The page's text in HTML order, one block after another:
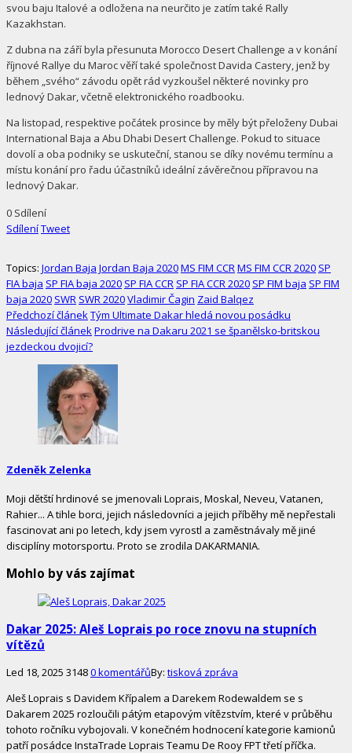
svou baju Italové a odložena na neurčito je zatím také Rally
Kazakhstan.
Z dubna na září byla přesunuta Morocco Desert Challenge a v konání
říjnové Rallye du Maroc věří také společnost Davida Castery, jenž by
během „svého“ závodu opět rád vyzkoušel některé novinky pro
lednový Dakar, včetně elektronického roadbooku.
Na listopad, respektive počátek prosince by měly být přeloženy Dubai
International Baja a Abu Dhabi Desert Challenge. Pokud to situace
dovolí a oba podniky se uskuteční, stanou se díky novému termínu a
místu konání pro řadu účastníků ideální závěrečnou přípravou na
lednový Dakar.
0 Sdílení
SdíleníTweet
Topics: Jordan Baja Jordan Baja 2020MS FIM CCR MS FIM CCR 2020 SP
FIA baja SP FIA baja 2020 SP FIA CCR SP FIA CCR 2020 SP FIM baja SP FIM
baja 2020 SWR SWR 2020Vladimir Čagin Zaid Balqez
Předchozí článek Tým Ultimate Dakar hledá novou posádku
Následující článek Prodrive na Dakaru 2021 se španělsko-britskou
jezdeckou dvojicí?
Zdeněk Zelenka
Moji dětští hrdinové se jmenovali Loprais, Moskal, Neveu, Vatanen,
Rahier... A tihle borci, jejich následovníci a jejich příběhy mě nepřestali
fascinovat ani po letech, kdy jsem vyrostl a zaměstnávaly mě jiné
disciplíny motorsportu. Proto se zrodila DAKARMANIA.
Mohlo by vás zajímat
Dakar 2025: Aleš Loprais po roce znovu na stupních
vítězů
Led 18, 2025 31480 komentářůBy: tisková zpráva
Aleš Loprais s Davidem Křípalem a Darekem Rodewaldem se s
Dakarem 2025 rozloučili pátým etapovým vítězstvím, které v průběhu
tohoto ročníku vybojovali. V konečném hodnocení kategorie kamionů
patří posádce InstaTrade Loprais Teamu De Rooy FPT třetí příčka.